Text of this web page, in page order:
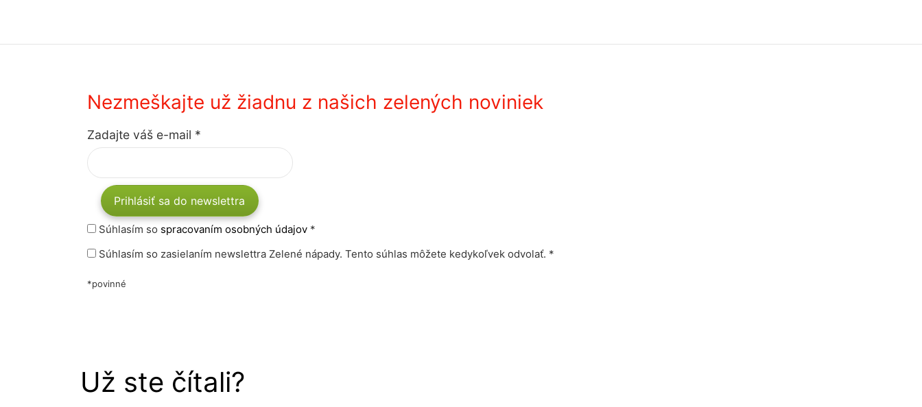
Nezmeškajte už žiadnu z našich zelených noviniek
Zadajte váš e-mail *
Súhlasím so spracovaním osobných údajov *
Súhlasím so zasielaním newslettra Zelené nápady. Tento súhlas môžete kedykoľvek odvolať. *
*povinné
Už ste čítali?